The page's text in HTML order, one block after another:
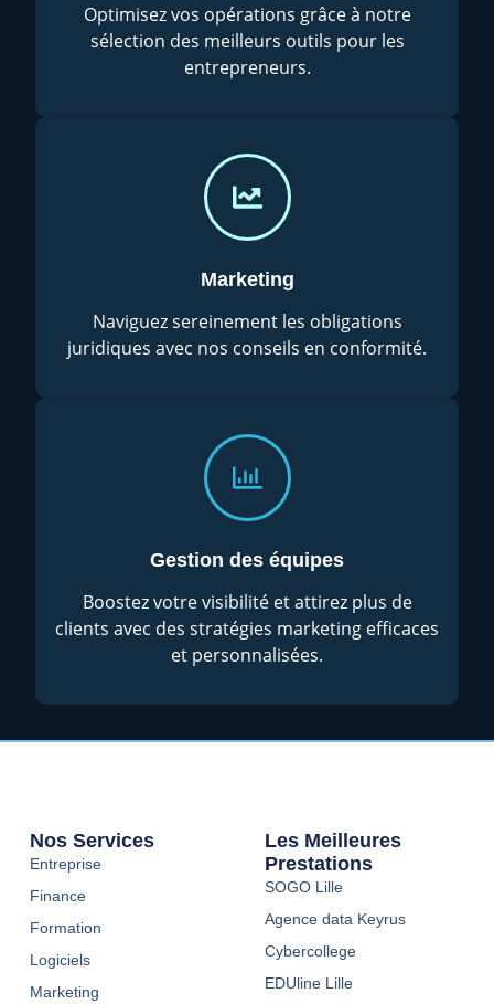
Optimisez vos opérations grâce à notre
sélection des meilleurs outils pour les
entrepreneurs.
Marketing
Naviguez sereinement les obligations
juridiques avec nos conseils en conformité.
Gestion des équipes
Boostez votre visibilité et attirez plus de
clients avec des stratégies marketing efficaces
et personnalisées.
Nos Services
Entreprise
Finance
Formation
Logiciels
Marketing
Les Meilleures
Prestations
SOGO Lille
Agence data Keyrus
Cybercollege
EDUline Lille